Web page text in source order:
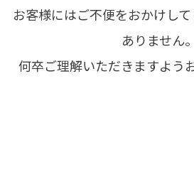
お客様にはご不便をおかけし
ありません。
何卒ご理解いただきますよう